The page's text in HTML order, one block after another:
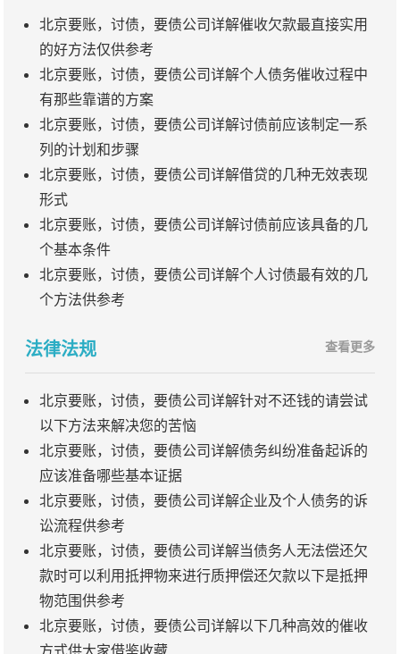
北京要账，讨债，要债公司详解催收欠款最直接实用
的好方法仅供参考
北京要账，讨债，要债公司详解个人债务催收过程中
有那些靠谱的方案
北京要账，讨债，要债公司详解讨债前应该制定一系
列的计划和步骤
北京要账，讨债，要债公司详解借贷的几种无效表现
形式
北京要账，讨债，要债公司详解讨债前应该具备的几
个基本条件
北京要账，讨债，要债公司详解个人讨债最有效的几
个方法供参考
法律法规 查看更多
北京要账，讨债，要债公司详解针对不还钱的请尝试
以下方法来解决您的苦恼
北京要账，讨债，要债公司详解债务纠纷准备起诉的
应该准备哪些基本证据
北京要账，讨债，要债公司详解企业及个人债务的诉
讼流程供参考
北京要账，讨债，要债公司详解当债务人无法偿还欠
款时可以利用抵押物来进行质押偿还欠款以下是抵押
物范围供参考
北京要账，讨债，要债公司详解以下几种高效的催收